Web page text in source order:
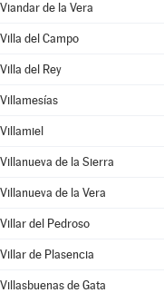
Viandar de la Vera
Villa del Campo
Villa del Rey
Villamesías
Villamiel
Villanueva de la Sierra
Villanueva de la Vera
Villar del Pedroso
Villar de Plasencia
Villasbuenas de Gata